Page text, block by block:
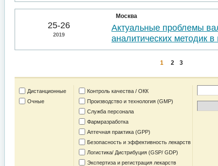
25-26
2019
Москва
Актуальные проблемы
аналитических методик в
1 2 3
Дистанционные
Очные
Контроль качества / ОКК
Производство и технология (GMP)
Служба персонала
Фармразработка
Аптечная практика (GPP)
Безопасность и эффективность лекарств
Логистика/ Дистрибуция (GSP/ GDP)
Экспертиза и регистрация лекарств